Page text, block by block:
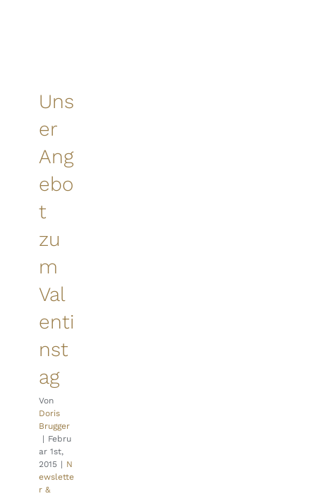
Uns
er
Ang
ebo
t
zu
m
Val
enti
nst
ag
Von
Doris
Brugger
| Febru
ar 1st,
2015 | N
ewslette
r &